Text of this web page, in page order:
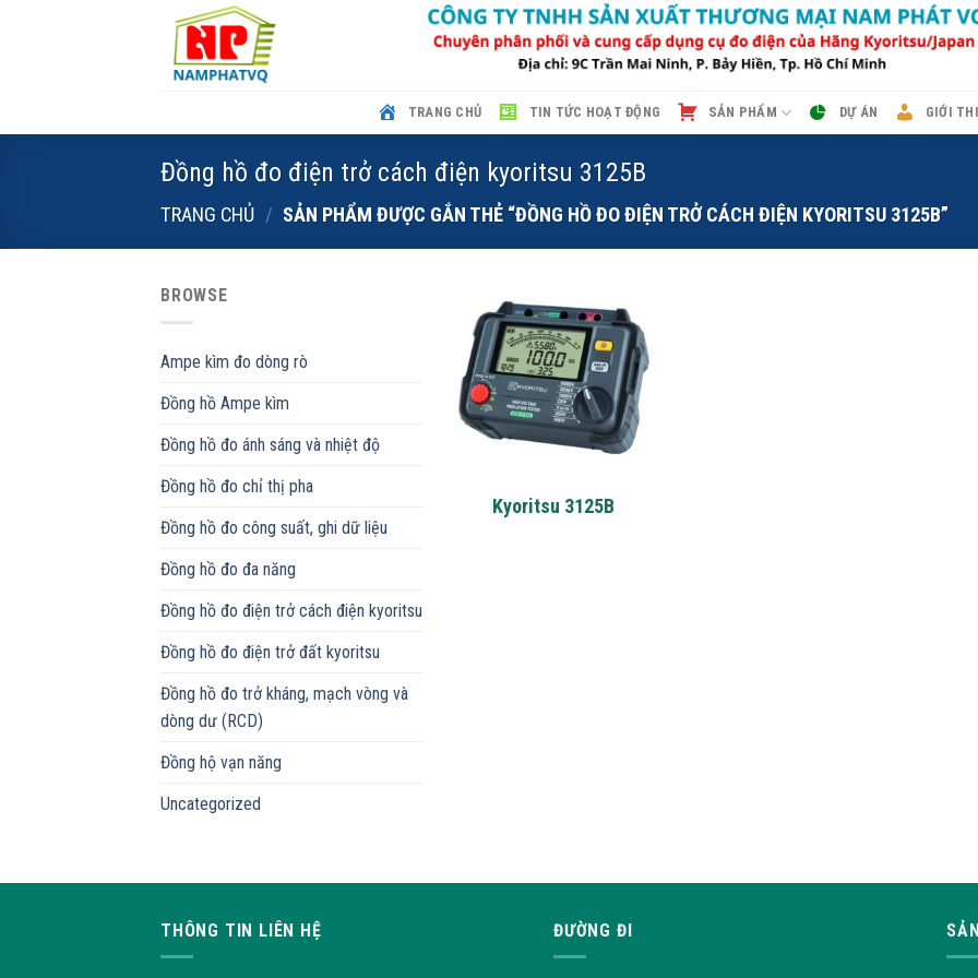
TRANG CHỦ TIN TỨC HOẠT ĐỘNG SẢN PHẨM DỰ ÁN GIỚI
Đồng hồ đo điện trở cách điện kyoritsu 3125B
TRANG CHỦ / SẢN PHẨM ĐƯỢC GẮN THẺ “ĐỒNG HỒ ĐO ĐIỆN TRỞ CÁCH ĐIỆN KYORITSU 3125B”
BROWSE
Ampe kìm đo dòng rò
Đồng hồ Ampe kìm
Đồng hồ đo ánh sáng và nhiệt độ
Đồng hồ đo chỉ thị pha
Đồng hồ đo công suất, ghi dữ liệu
Đồng hồ đo đa năng
Đồng hồ đo điện trở cách điện kyoritsu
Đồng hồ đo điện trở đất kyoritsu
Đồng hồ đo trở kháng, mạch vòng và
dòng dư (RCD)
Đồng hộ vạn năng
Uncategorized
Kyoritsu 3125B
THÔNG TIN LIÊN HỆ ĐƯỜNG ĐI